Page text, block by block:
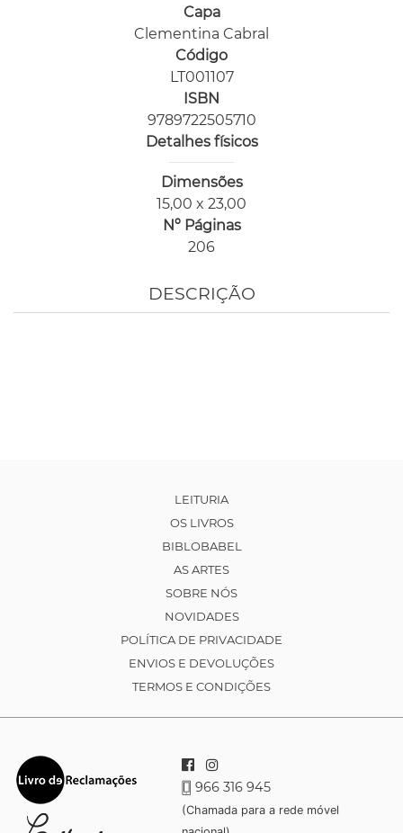
Capa
Clementina Cabral
Código
LT001107
ISBN
9789722505710
Detalhes físicos
Dimensões
15,00 x 23,00
Nº Páginas
206
DESCRIÇÃO
LEITURIA
OS LIVROS
BIBLOBABEL
AS ARTES
SOBRE NÓS
NOVIDADES
POLÍTICA DE PRIVACIDADE
ENVIOS E DEVOLUÇÕES
TERMOS E CONDIÇÕES
966 316 945
(Chamada para a rede móvel